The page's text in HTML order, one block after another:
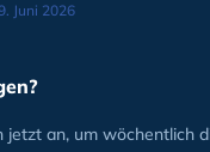
Juni 2026
jetzt an, um wöchentlich